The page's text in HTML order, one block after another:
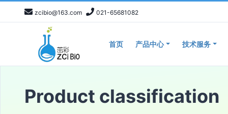
zcibio@163.com 021-65681082
首页 产品中心 技术服务
Product classification